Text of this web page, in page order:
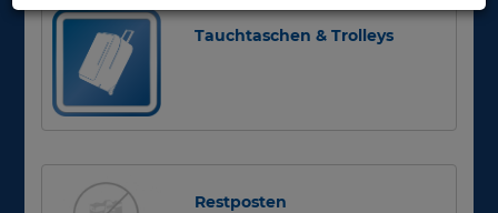
Tauchtaschen & Trolleys
Restposten